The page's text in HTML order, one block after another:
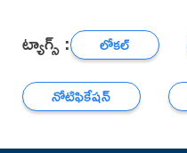
ట్యాగ్స్ : లోకల్
నోటిఫికేషన్